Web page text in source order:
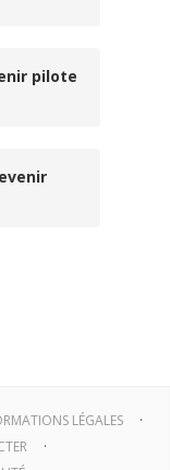
pilote
LÉGALES